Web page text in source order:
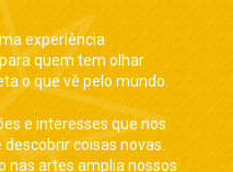
experiência
quem tem olhar
o que vê pelo mundo.
e interesses que nos
coisas novas.
nas artes amplia nossos